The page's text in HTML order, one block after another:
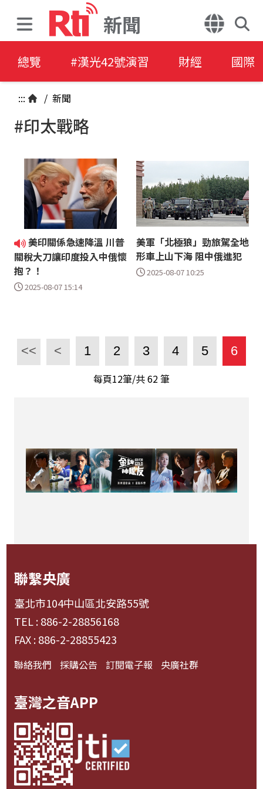
新聞
總覽 #漢光42號演習 財經 國際
::: / 新聞
#印太戰略
美印關係急速降溫 川普
關稅大刀讓印度投入中俄懷
抱？！
2025-08-07 15:14
美軍「北極狼」勁旅駕全地
形車上山下海 阻中俄進犯
2025-08-07 10:25
<< < 1 2 3 4 5 6
每頁12筆/共62筆
聯繫央廣
臺北市104中山區北安路55號
TEL : 886-2-28856168
FAX : 886-2-28855423
聯絡我們 採購公告 訂閱電子報 央廣社群
臺灣之音APP